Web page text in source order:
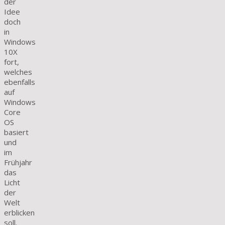
Idee
doch
in
Windows
10X
fort,
welches
ebenfalls
auf
Windows
Core
OS
basiert
und
im
Frühjahr
das
Licht
der
Welt
erblicken
soll.